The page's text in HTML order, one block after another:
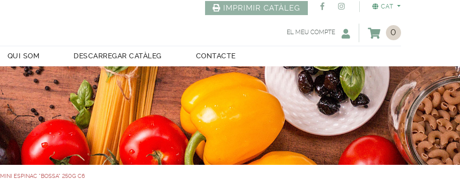
CAT
IMPRIMIR CATÀLEG
0
EL MEU COMPTE
QUI SOM DESCARREGAR CATÀLEG CONTACTE
MINI ESPINAC *BOSSA* 250G C6